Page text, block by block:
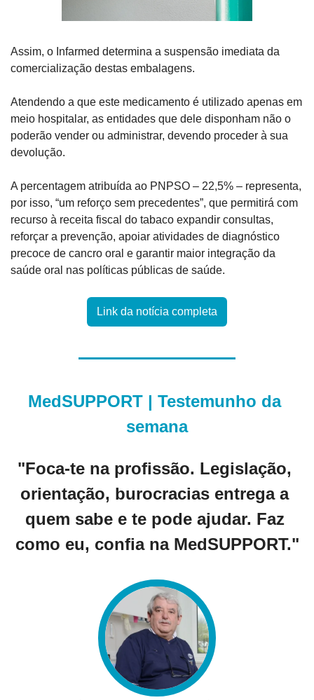
Assim, o Infarmed determina a suspensão imediata da
comercialização destas embalagens.
Atendendo a que este medicamento é utilizado apenas em
meio hospitalar, as entidades que dele disponham não o
poderão vender ou administrar, devendo proceder à sua
devolução.
A percentagem atribuída ao PNPSO – 22,5% – representa,
por isso, “um reforço sem precedentes”, que permitirá com
recurso à receita fiscal do tabaco expandir consultas,
reforçar a prevenção, apoiar atividades de diagnóstico
precoce de cancro oral e garantir maior integração da
saúde oral nas políticas públicas de saúde.
Link da notícia completa
MedSUPPORT | Testemunho da
semana
"Foca-te na profissão. Legislação,
orientação, burocracias entrega a
quem sabe e te pode ajudar. Faz
como eu, confia na MedSUPPORT."